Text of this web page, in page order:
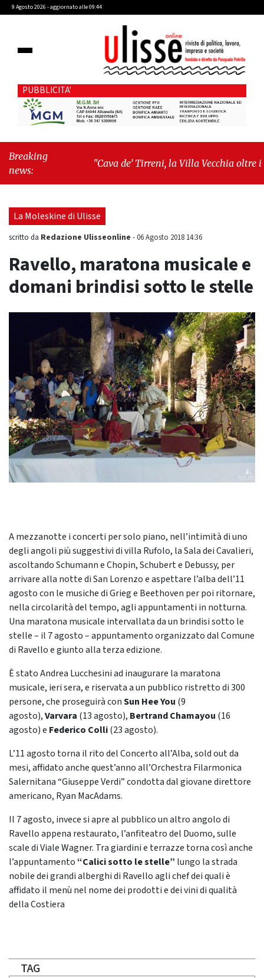
9 Agosto 2026 - aggiornato alle 09:44
PUBBLICITA'
Breaking
news:
"Cava de’ Tirreni, la Villa Vecchia oltre i
seduta consiliare: “Serve chiarezza!”"
La Moleskine di Ulisse
scritto da Redazione Ulisseonline -06 Agosto 2018 14:36
Ravello, maratona musicale e
domani brindisi sotto le stelle
A mezzanotte i concerti per solo piano, nell’intimità di uno
degli angoli più suggestivi di villa Rufolo, la Sala dei Cavalieri,
ascoltando Schumann e Chopin, Schubert e Debussy, per
arrivare alla notte di San Lorenzo e aspettare l’alba dell’11
agosto con le musiche di Grieg e Beethoven per poi ritornare,
nella circolarità del tempo, agli appuntamenti in notturna.
Una maratona musicale intervallata da un brindisi sotto le
stelle – il 7 agosto – appuntamento organizzato dal Comune
di Ravello e giunto alla terza edizione.
È stato Andrea Lucchesini ad inaugurare la maratona
musicale, ieri sera, e riservata a un pubblico ristretto di 300
persone, che proseguirà conSun Hee You (9
agosto),Varvara (13 agosto), Bertrand Chamayou (16
agosto) e Federico Colli(23 agosto).
L’11 agosto torna il rito del Concerto all’Alba, sold out da
mesi, affidato anche quest’anno all’Orchestra Filarmonica
Salernitana “Giuseppe Verdi” condotta dal giovane direttore
americano, Ryan MacAdams.
Il 7 agosto, invece si apre al pubblico un altro angolo di
Ravello appena restaurato, l’anfiteatro del Duomo, sulle
scale di Viale Wagner. Tra giardini e terrazze torna così anche
l’appuntamento“Calici sotto le stelle” lungo la strada
nobile dei grandi alberghi di Ravello agli chef dei quali è
affidato il menù nel nome dei prodotti e dei vini di qualità
della Costiera
TAG